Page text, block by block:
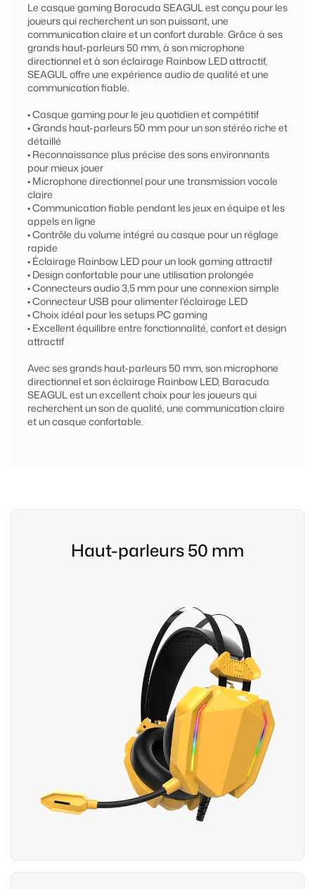
Le casque gaming Baracuda SEAGUL est conçu pour les
joueurs qui recherchent un son puissant, une
communication claire et un confort durable. Grâce à ses
grands haut-parleurs 50 mm, à son microphone
directionnel et à son éclairage Rainbow LED attractif,
SEAGUL offre une expérience audio de qualité et une
communication fiable.
• Casque gaming pour le jeu quotidien et compétitif
• Grands haut-parleurs 50 mm pour un son stéréo riche et
détaillé
• Reconnaissance plus précise des sons environnants
pour mieux jouer
• Microphone directionnel pour une transmission vocale
claire
• Communication fiable pendant les jeux en équipe et les
appels en ligne
• Contrôle du volume intégré au casque pour un réglage
rapide
• Éclairage Rainbow LED pour un look gaming attractif
• Design confortable pour une utilisation prolongée
• Connecteurs audio 3,5 mm pour une connexion simple
• Connecteur USB pour alimenter l’éclairage LED
• Choix idéal pour les setups PC gaming
• Excellent équilibre entre fonctionnalité, confort et design
attractif
Avec ses grands haut-parleurs 50 mm, son microphone
directionnel et son éclairage Rainbow LED, Baracuda
SEAGUL est un excellent choix pour les joueurs qui
recherchent un son de qualité, une communication claire
et un casque confortable.
Haut-parleurs 50 mm